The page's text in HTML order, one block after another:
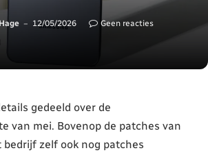
12/05/2026
Geen reacties
gedeeld over de
van mei. Bovenop de patches van
bedrijf zelf ook nog patches